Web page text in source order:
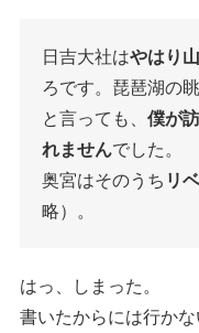
日吉大社はやはり
ろです。琵琶湖の
と言っても、 僕が
れませんでした。
奥宮はそのうち リ
略）。
はっ、しまった。
書いたからには行か